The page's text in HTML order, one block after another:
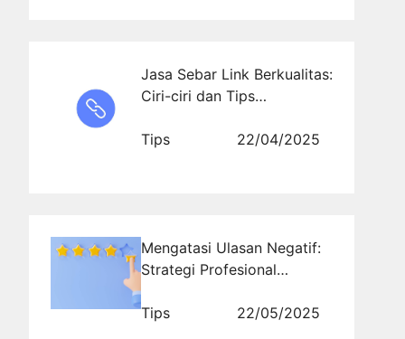
Jasa Sebar Link Berkualitas:
Ciri-ciri dan Tips
Tips
22/04/2025
Mengatasi Ulasan Negatif:
Strategi Profesional
Tips
22/05/2025